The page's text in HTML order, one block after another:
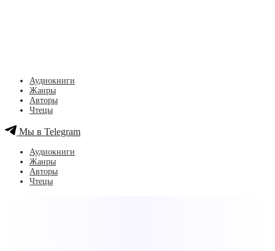
Аудиокниги
Жанры
Авторы
Чтецы
Мы в Telegram
Аудиокниги
Жанры
Авторы
Чтецы